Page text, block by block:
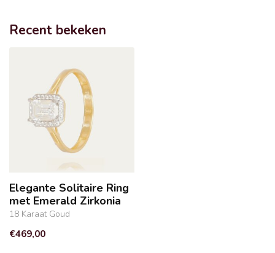
Recent bekeken
Elegante Solitaire Ring
met Emerald Zirkonia
18 Karaat Goud
€469,00